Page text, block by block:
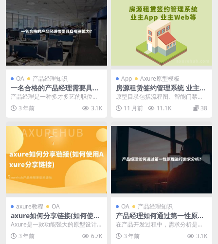
OA 产品经理知识
一名合格的产品经理需要具备
哪些能力？
产品经理是一种多才多艺的职位，
需要具备多个关键能力来成功地管
理和推动产品的发展。...
3 年前 3.1K
App Axure原型模板
房源租赁签约管理系统 业主A
pp 业主Web产品Axure原型
源文件
原型目录包括流程图、智能门禁业
务流程、认证房东、门店管家、招
租小工具、门禁规则流...
11 月前 11.1K 38
axure教程 OA
axure如何分享链接(如何使用
Axure分享链接)
Axure是一款功能强大的原型设计
工具，它可以帮助用户创建交互式
的原型，并与团队...
3 年前 6.7K
OA 产品经理知识
产品经理如何通过第一性原理
进行需求分析？
在产品开发过程中，需求分析是一
个至关重要的环节。产品经理需要
准确地理解用户需求，...
3 年前 3.1K